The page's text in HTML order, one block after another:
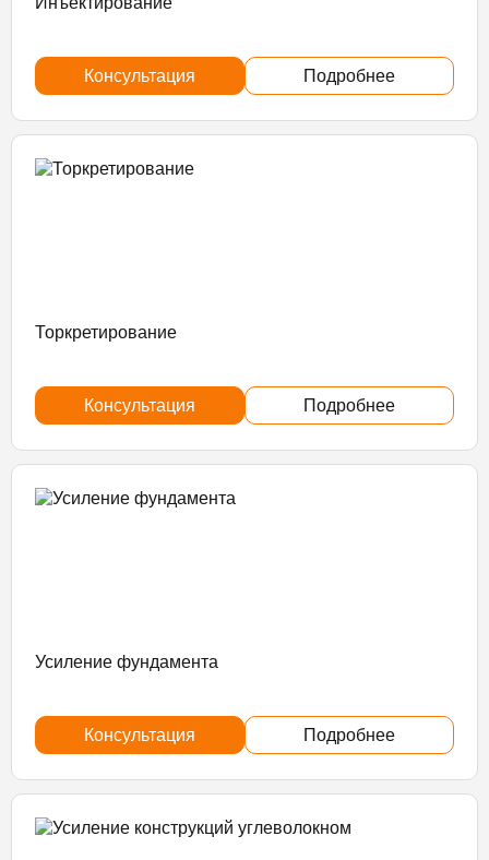
Консультация Подробнее
Торкретирование
Консультация Подробнее
Усиление фундамента
Консультация Подробнее